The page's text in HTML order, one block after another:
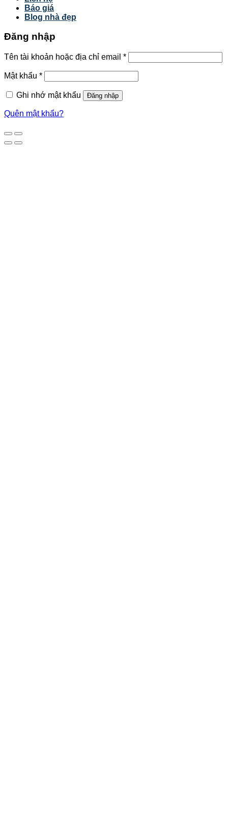
Báo giá
Blog nhà đẹp
Đăng nhập
Tên tài khoản hoặc địa chỉ email *
Mật khẩu *
Ghi nhớ mật khẩu Đăng nhập
Quên mật khẩu?